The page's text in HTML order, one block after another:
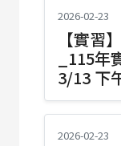
2026-02-23
【實習
_115
3/13 下
2026-02-23